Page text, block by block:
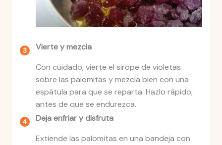
Vierte y mezcla
Con cuidado, vierte el sirope de violetas
sobre las palomitas y mezcla bien con una
espátula para que se reparta. Hazlo rápido,
antes de que se endurezca.
Deja enfriar y disfruta
Extiende las palomitas en una bandeja con